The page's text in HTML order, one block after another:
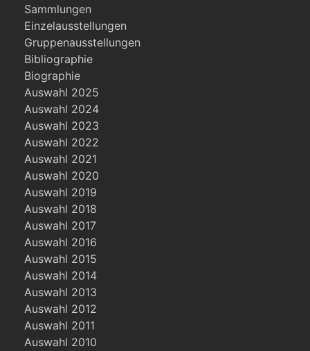
Sammlungen
Einzelausstellungen
Gruppenausstellungen
Bibliographie
Biographie
Auswahl 2025
Auswahl 2024
Auswahl 2023
Auswahl 2022
Auswahl 2021
Auswahl 2020
Auswahl 2019
Auswahl 2018
Auswahl 2017
Auswahl 2016
Auswahl 2015
Auswahl 2014
Auswahl 2013
Auswahl 2012
Auswahl 2011
Auswahl 2010